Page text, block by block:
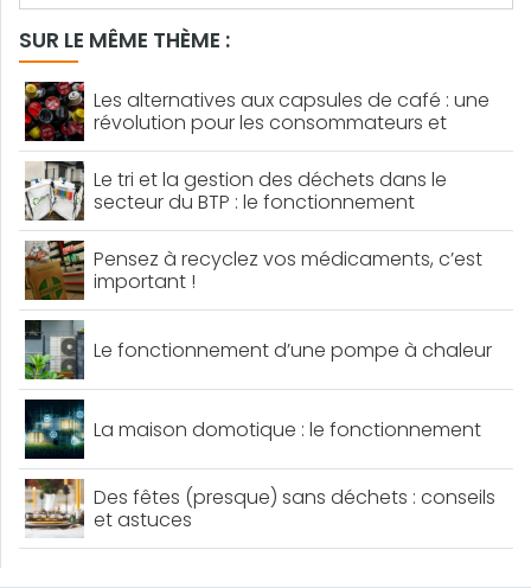
SUR LE MÊME THÈME :
Les alternatives aux capsules de café : une
révolution pour les consommateurs et
l’environnement
Le tri et la gestion des déchets dans le
secteur du BTP : le fonctionnement
Pensez à recyclez vos médicaments, c’est
important !
Le fonctionnement d’une pompe à chaleur
La maison domotique : le fonctionnement
Des fêtes (presque) sans déchets : conseils
et astuces